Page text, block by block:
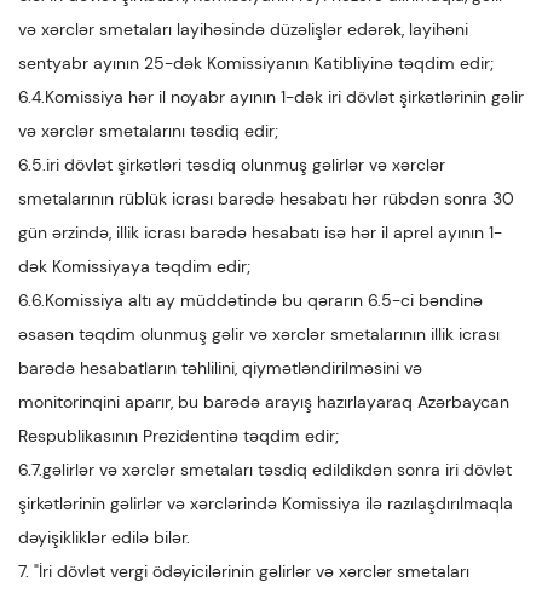
və xərclər smetaları layihəsində düzəlişlər edərək, layihəni
sentyabr ayının 25-dək Komissiyanın Katibliyinə təqdim edir;
6.4.Komissiya hər il noyabr ayının 1-dək iri dövlət şirkətlərinin gəlir
və xərclər smetalarını təsdiq edir;
6.5.iri dövlət şirkətləri təsdiq olunmuş gəlirlər və xərclər
smetalarının rüblük icrası barədə hesabatı hər rübdən sonra 30
gün ərzində, illik icrası barədə hesabatı isə hər il aprel ayının 1-
dək Komissiyaya təqdim edir;
6.6.Komissiya altı ay müddətində bu qərarın 6.5-ci bəndinə
əsasən təqdim olunmuş gəlir və xərclər smetalarının illik icrası
barədə hesabatların təhlilini, qiymətləndirilməsini və
monitorinqini aparır, bu barədə arayış hazırlayaraq Azərbaycan
Respublikasının Prezidentinə təqdim edir;
6.7.gəlirlər və xərclər smetaları təsdiq edildikdən sonra iri dövlət
şirkətlərinin gəlirlər və xərclərində Komissiya ilə razılaşdırılmaqla
dəyişikliklər edilə bilər.
7. "İri dövlət vergi ödəyicilərinin gəlirlər və xərclər smetaları